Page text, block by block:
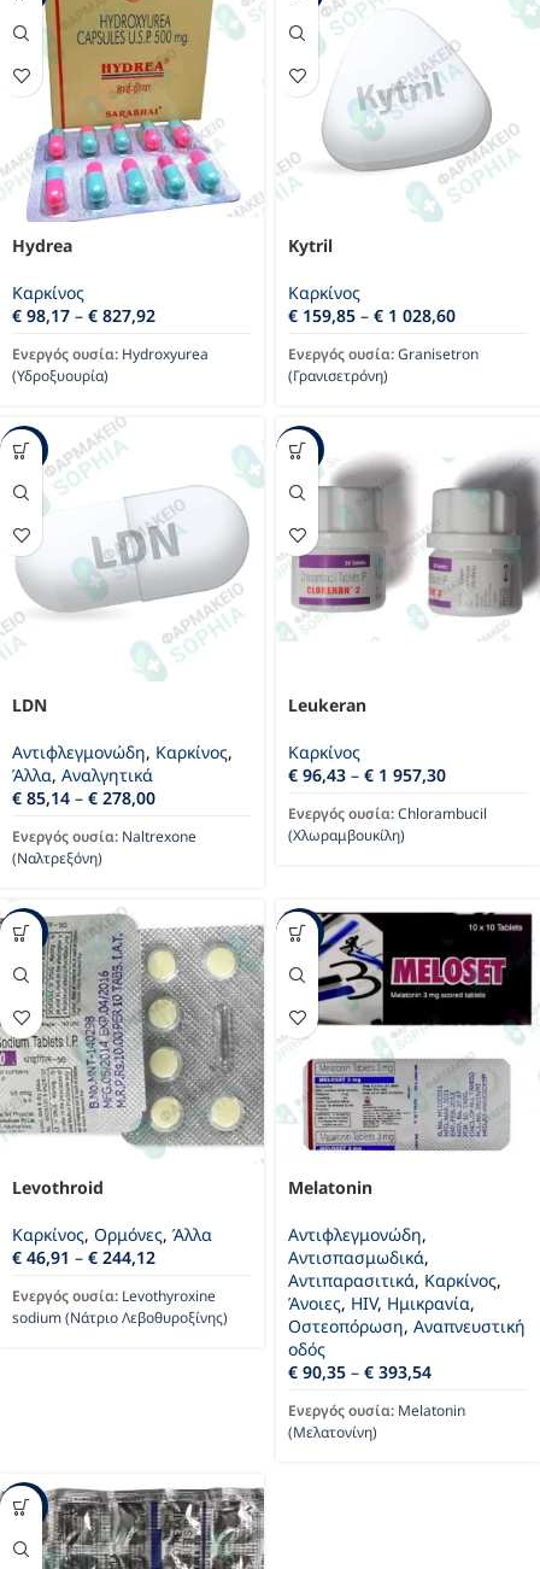
Hydrea
Καρκίνος
€ 98,17 – € 827,92
Ενεργός ουσία: Hydroxyurea
(Υδροξυουρία)
Kytril
Καρκίνος
€ 159,85 – € 1 028,60
Ενεργός ουσία:Granisetron
(Γρανισετρόνη)
-18%
LDN
Αντιφλεγμονώδη, Καρκίνος,
Άλλα, Αναλγητικά
€ 85,14 – € 278,00
Ενεργός ουσία: Naltrexone
(Ναλτρεξόνη)
-44%
Leukeran
Καρκίνος
€ 96,43 – € 1 957,30
Ενεργός ουσία:Chlorambucil
(Χλωραμβουκίλη)
-38%
Levothroid
Καρκίνος, Oρμόνες, Άλλα
€ 46,91 – € 244,12
Ενεργός ουσία: Levothyroxine
sodium (Νάτριο Λεβοθυροξίνης)
-27%
Melatonin
Αντιφλεγμονώδη,
Αντισπασμωδικά,
Αντιπαρασιτικά, Καρκίνος,
Άνοιες, HIV, Ημικρανία,
Οστεοπόρωση, Αναπνευστική
οδός
€ 90,35 – € 393,54
Ενεργός ουσία: Melatonin
(Μελατονίνη)
-36%